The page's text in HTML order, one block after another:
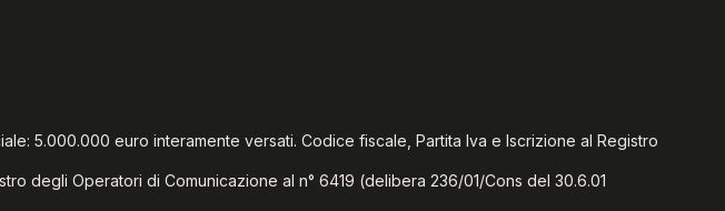
5.000.000 euro interamente versati. Codice fiscale, Partita Iva e Iscrizione al Registro
degli Operatori di Comunicazione al n° 6419 (delibera 236/01/Cons del 30.6.01